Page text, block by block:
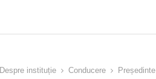
Despre instituție Conducere Președinte